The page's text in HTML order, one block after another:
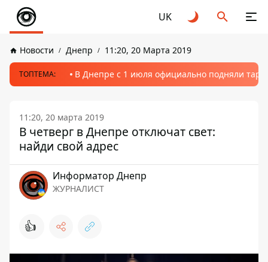
UK
Новости Днепр 11:20, 20 Марта 2019
ТОПТЕМА: В Днепре с 1 июля официально подняли
11:20, 20 марта 2019
В четверг в Днепре отключат свет:
найди свой адрес
Информатор Днепр
ЖУРНАЛИСТ
👍